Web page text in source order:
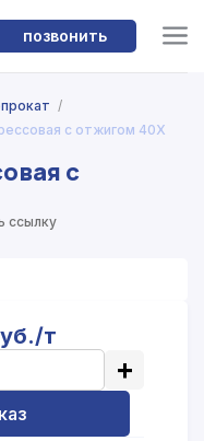
позвонить
/
с отжигом 40Х
с
ссылку
т
+